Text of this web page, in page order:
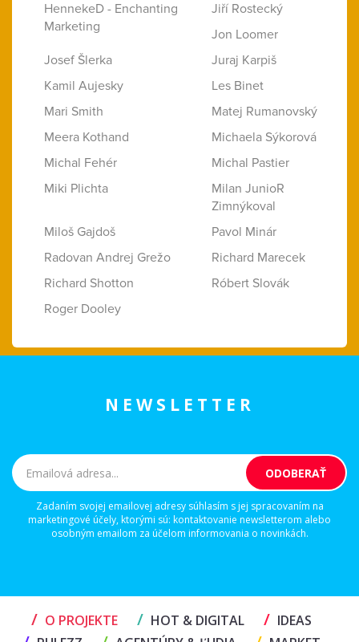
HennekeD - Enchanting
Marketing
Jiří Rostecký
Jon Loomer
Josef Šlerka
Juraj Karpiš
Kamil Aujesky
Les Binet
Mari Smith
Matej Rumanovský
Meera Kothand
Michaela Sýkorová
Michal Fehér
Michal Pastier
Miki Plichta
Milan JunioR
Zimnýkoval
Miloš Gajdoš
Pavol Minár
Radovan Andrej Grežo
Richard Marecek
Richard Shotton
Róbert Slovák
Roger Dooley
NEWSLETTER
Zadaním svojej emailovej adresy súhlasím s jej spracovaním na
marketingové účely, ktorými sú: kontaktovanie newsletterom alebo
osobným emailom za účelom informovania o novinkách.
/ O PROJEKTE / HOT & DIGITAL / IDEAS